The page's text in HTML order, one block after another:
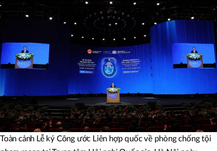
Toàn cảnh Lễ ký Công ước Liên hợp quốc về phòng chống tội